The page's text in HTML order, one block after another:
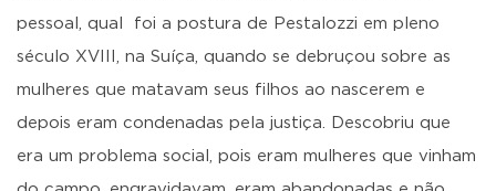
pessoal, qual foi a postura de Pestalozzi em pleno
século XVIII, na Suíça, quando se debruçou sobre as
mulheres que matavam seus filhos ao nascerem e
depois eram condenadas pela justiça. Descobriu que
era um problema social, pois eram mulheres que vinham